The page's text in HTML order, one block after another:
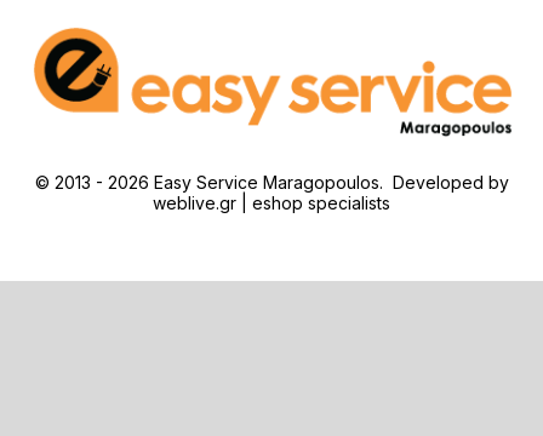
© 2013 - 2026 Easy Service Maragopoulos. Developed by
weblive.gr | eshop specialists